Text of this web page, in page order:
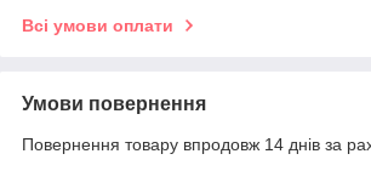
Всі умови оплати
Умови повернення
Повернення товару впродовж 14 днів за